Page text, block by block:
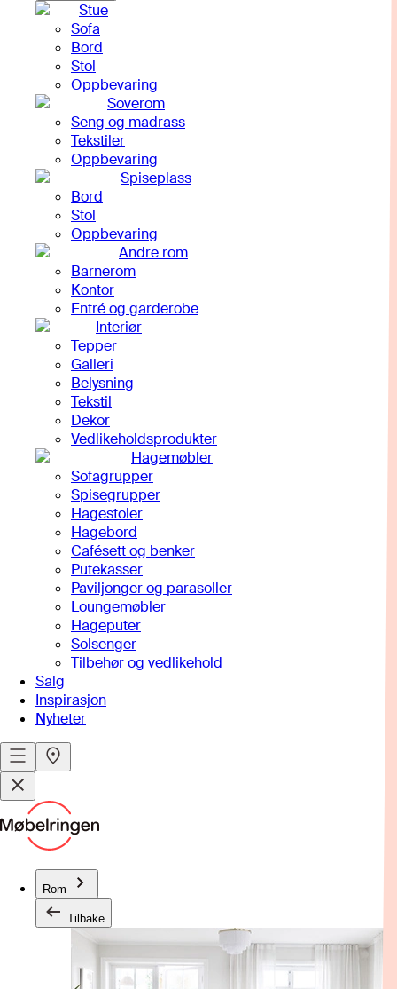
Stue
Sofa
Bord
Stol
Oppbevaring
Soverom
Seng og madrass
Tekstiler
Oppbevaring
Spiseplass
Bord
Stol
Oppbevaring
Andre rom
Barnerom
Kontor
Entré og garderobe
Interiør
Tepper
Galleri
Belysning
Tekstil
Dekor
Vedlikeholdsprodukter
Hagemøbler
Sofagrupper
Spisegrupper
Hagestoler
Hagebord
Cafésett og benker
Putekasser
Paviljonger og parasoller
Loungemøbler
Hageputer
Solsenger
Tilbehør og vedlikehold
Salg
Inspirasjon
Nyheter
Rom
Tilbake